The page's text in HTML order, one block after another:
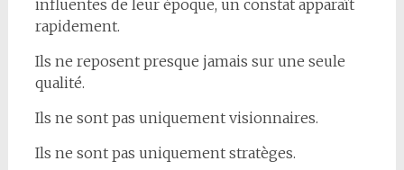
influentes de leur époque, un constat apparaît
rapidement.
Ils ne reposent presque jamais sur une seule
qualité.
Ils ne sont pas uniquement visionnaires.
Ils ne sont pas uniquement stratèges.